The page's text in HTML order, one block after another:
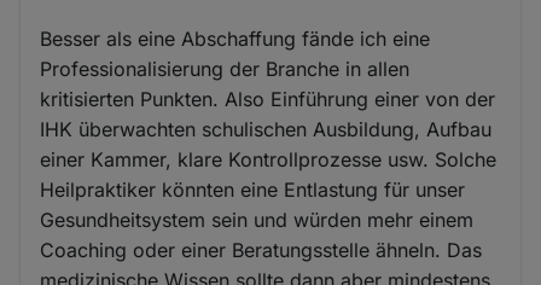
Besser als eine Abschaffung fände ich eine
Professionalisierung der Branche in allen
kritisierten Punkten. Also Einführung einer von der
IHK überwachten schulischen Ausbildung, Aufbau
einer Kammer, klare Kontrollprozesse usw. Solche
Heilpraktiker könnten eine Entlastung für unser
Gesundheitsystem sein und würden mehr einem
Coaching oder einer Beratungsstelle ähneln. Das